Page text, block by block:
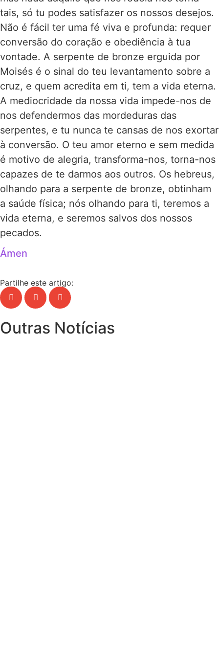
tais, só tu podes satisfazer os nossos desejos.
Não é fácil ter uma fé viva e profunda: requer
conversão do coração e obediência à tua
vontade. A serpente de bronze erguida por
Moisés é o sinal do teu levantamento sobre a
cruz, e quem acredita em ti, tem a vida eterna.
A mediocridade da nossa vida impede-nos de
nos defendermos das mordeduras das
serpentes, e tu nunca te cansas de nos exortar
à conversão. O teu amor eterno e sem medida
é motivo de alegria, transforma-nos, torna-nos
capazes de te darmos aos outros. Os hebreus,
olhando para a serpente de bronze, obtinham
a saúde física; nós olhando para ti, teremos a
vida eterna, e seremos salvos dos nossos
pecados.
Ámen
Partilhe este artigo:
Outras Notícias